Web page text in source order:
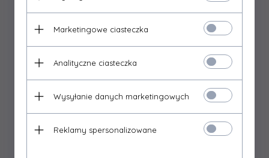
Marketingowe ciasteczka
Analityczne ciasteczka
Wysyłanie danych marketingowych
Reklamy spersonalizowane
intyucyjnego sterowania:
Szeroki wybór regulatorów zapewnia właściwe
dostosowanie ich do potrzeb klientów. W zestawach